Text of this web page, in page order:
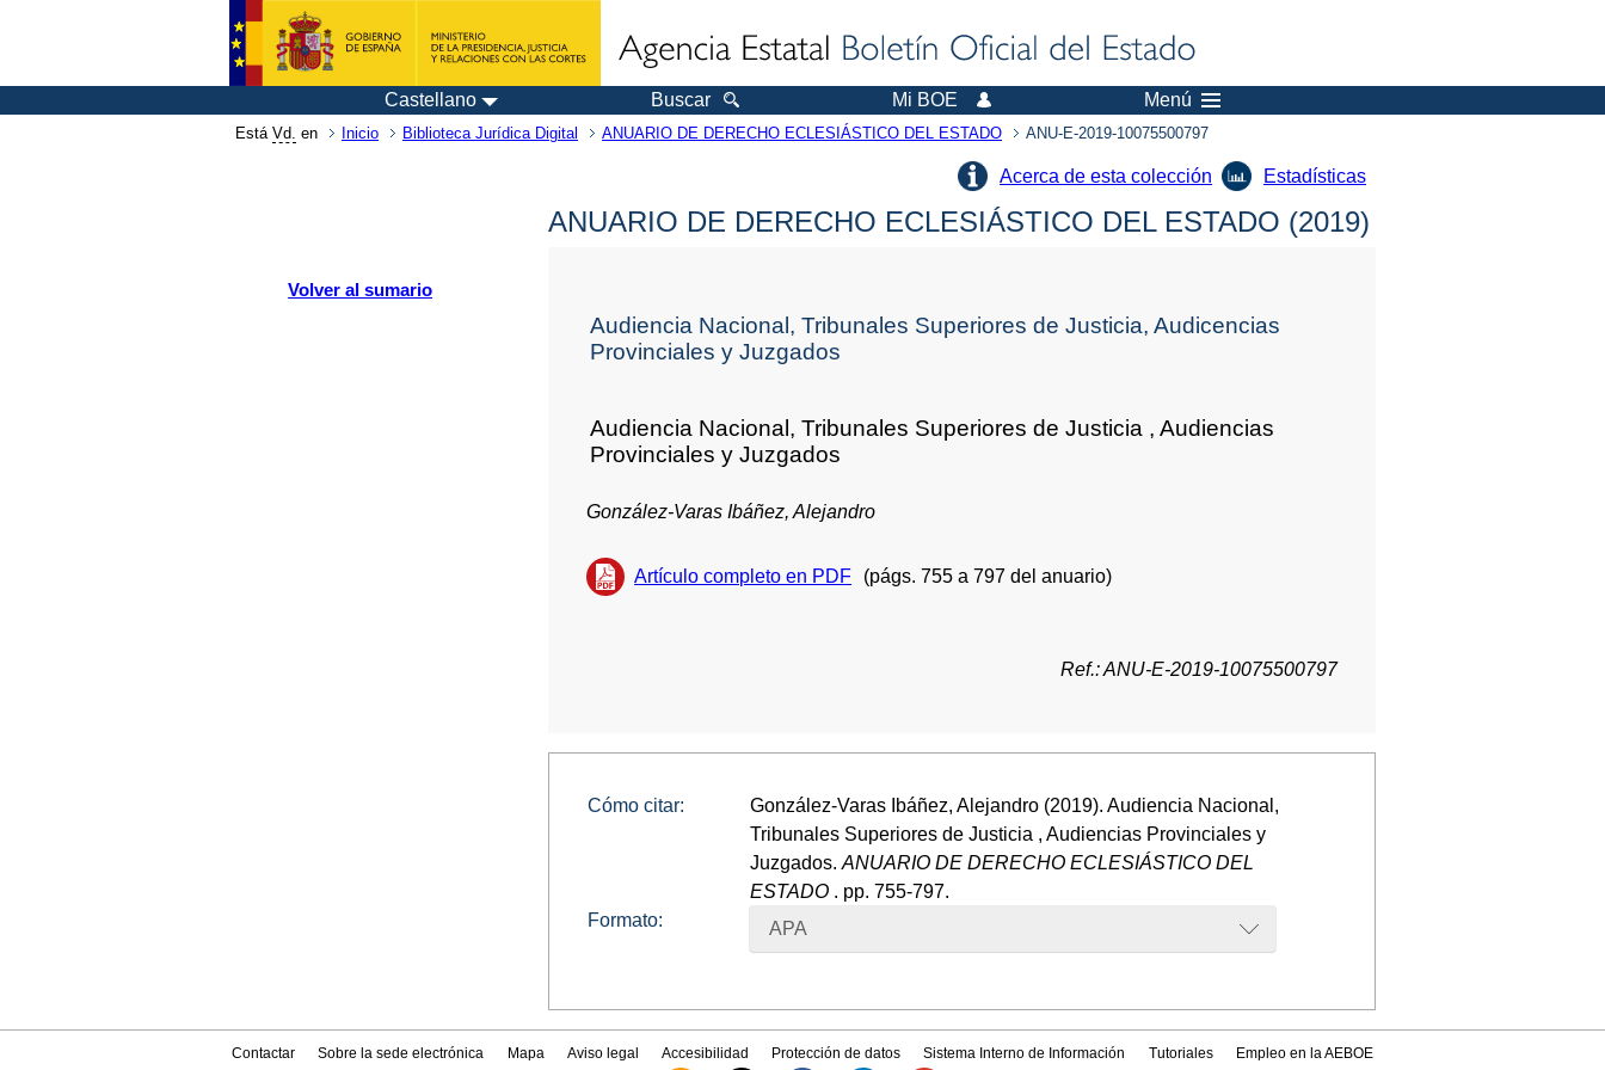
Castellano Buscar Mi BOE Menú
Está Vd. en Inicio Biblioteca Jurídica Digital ANUARIO DE DERECHO ECLESIÁSTICO DEL ESTADO ANU-E-2019-10075500797
Acerca de esta colección Estadísticas
Volver al sumario
ANUARIO DE DERECHO ECLESIÁSTICO DEL ESTADO (2019)
Audiencia Nacional, Tribunales Superiores de Justicia, Audicencias
Provinciales y Juzgados
Audiencia Nacional, Tribunales Superiores de Justicia , Audiencias
Provinciales y Juzgados
González-Varas Ibáñez, Alejandro
Artículo completo en PDF (págs. 755 a 797 del anuario)
Ref.: ANU-E-2019-10075500797
Cómo citar:
González-Varas Ibáñez, Alejandro (2019). Audiencia Nacional,
Tribunales Superiores de Justicia , Audiencias Provinciales y
Juzgados.ANUARIO DE DERECHO ECLESIÁSTICO DEL
ESTADO . pp. 755-797.
Formato:
APA
Contactar Sobre la sede electrónica Mapa Aviso legal Accesibilidad Protección de datos Sistema Interno de Información Tutoriales Empleo en la AEBOE